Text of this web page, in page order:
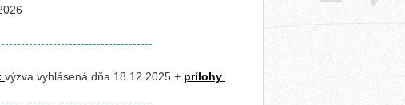
výzva vyhlásená dňa 18.12.2025 + prílohy